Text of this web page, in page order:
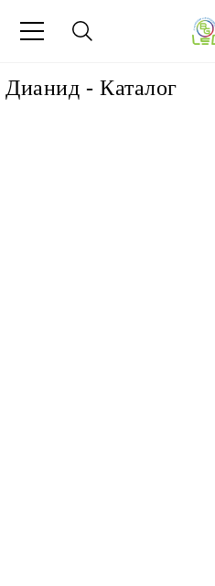
Дианид - Каталог